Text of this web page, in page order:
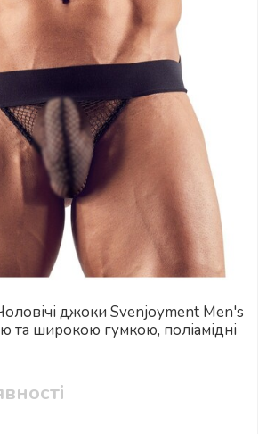
та широкою гумкою, поліамідні